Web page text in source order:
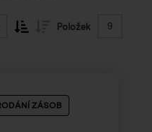
Položek 9
ZÁSOB